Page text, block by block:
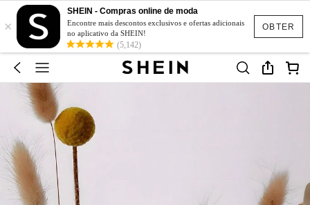
OBTER
×
SHEIN - Compras online de moda
Encontre mais descontos exclusivos e ofertas adicionais
no aplicativo da SHEIN!
(5,142)